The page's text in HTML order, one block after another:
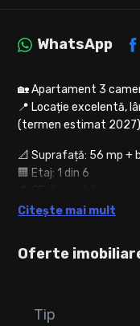
Oferte
WhatsApp
🏡 Apartament 3
📍 Locație excelentă,
(termen estimat
📐 Suprafață: 56 mp +
🏢 Etaj: 1 din 6
✨ Compartimentare
* 2 dormitoare
🔝 Dotări & beneficii:
Citește mai mult
Tip